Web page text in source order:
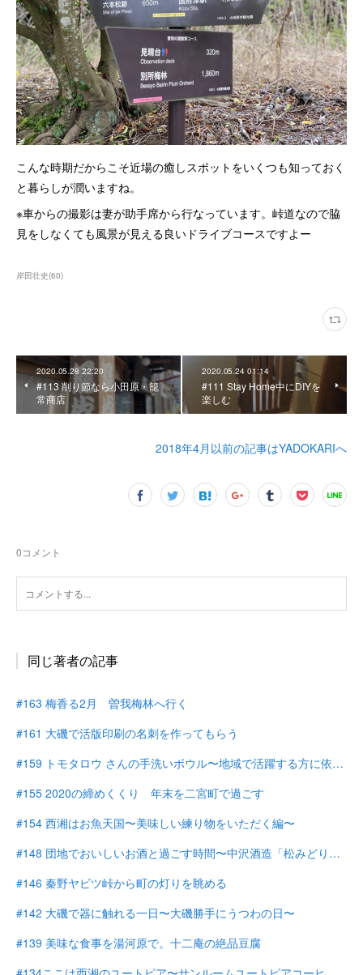
こんな時期だからこそ近場の癒しスポットをいくつも知っておく
と暮らしが潤いますね。
※車からの撮影は妻が助手席から行なっています。峠道なので脇
見をしなくても風景が見える良いドライブコースですよー
岸田壮史(60)
2020.05.28 22:20
#113 削り節なら小田原・籠
常商店
2020.05.24 01:14
#111 Stay Home中にDIYを
楽しむ
2018年4月以前の記事はYADOKARIへ
0コメント
同じ著者の記事
#163 梅香る2月 曽我梅林へ行く
#161 大磯で活版印刷の名刺を作ってもらう
#159 トモタロウ さんの手洗いボウル〜地域で活躍する方に依頼する〜
#155 2020の締めくくり 年末を二宮町で過ごす
#154 西湘はお魚天国〜美味しい練り物をいただく編〜
#148 団地でおいしいお酒と過ごす時間〜中沢酒造「松みどり」〜
#146 秦野ヤビツ峠から町の灯りを眺める
#142 大磯で器に触れる一日〜大磯勝手にうつわの日〜
#139 美味な食事を湯河原で。十二庵の絶品豆腐